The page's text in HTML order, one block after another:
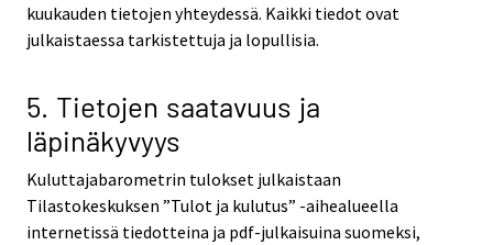
kuukauden tietojen yhteydessä. Kaikki tiedot ovat
julkaistaessa tarkistettuja ja lopullisia.
5. Tietojen saatavuus ja
läpinäkyvyys
Kuluttajabarometrin tulokset julkaistaan
Tilastokeskuksen ”Tulot ja kulutus” -aihealueella
internetissä tiedotteina ja pdf-julkaisuina suomeksi,